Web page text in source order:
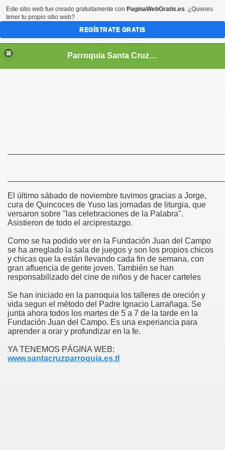
Parroquia Santa Cruz Medina de Pomar (Burgos)
El último sábado de noviembre tuvimos gracias a Jorge,
cura de Quincoces de Yuso las jornadas de liturgia, que
versaron sobre "las celebraciones de la Palabra".
Asistieron de todo el arciprestazgo.
Como se ha podido ver en la Fundación Juan del Campo
se ha arreglado la sala de juegos y son los propios chicos
y chicas que la están llevando cada fin de semana, con
gran afluencia de gente joven. También se han
responsabilizado del cine de niños y de hacer carteles
Se han iniciado en la parroquia los talleres de oreción y
vida segun el método del Padre Ignacio Larrañaga. Se
junta ahora todos los martes de 5 a 7 de la tarde en la
Fundación Juan del Campo. Es una experiancia para
aprender a orar y profundizar en la fe.
YA TENEMOS PÁGINA WEB:
www.santacruzparroquia.es.tl
Este sitio web fue creado gratuitamente con PaginaWebGratis.es. ¿Quieres
tener tu propio sitio web?
REGÍSTRATE GRATIS